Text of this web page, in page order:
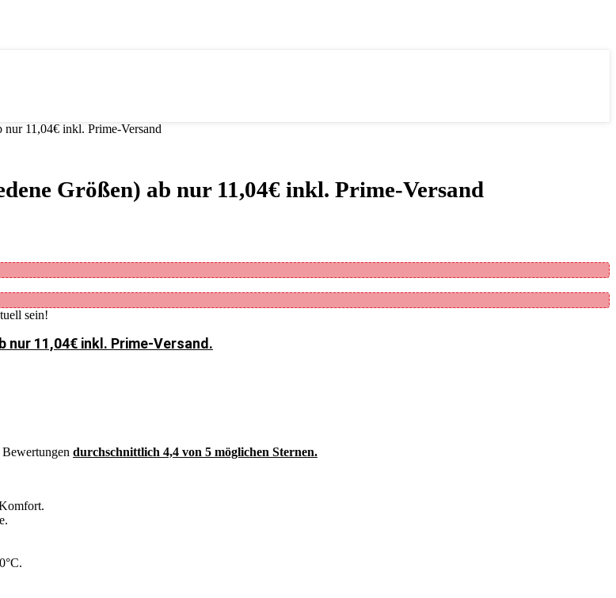
11,04€ inkl. Prime-Versand
Größen) ab nur 11,04€ inkl. Prime-Versand
sein!
nur 11,04€ inkl. Prime-Versand.
durchschnittlich 4,4 von 5 möglichen Sternen.